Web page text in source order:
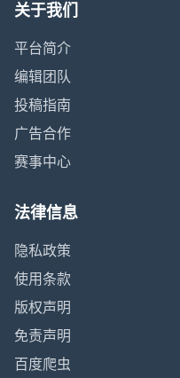
关于我们
平台简介
编辑团队
投稿指南
广告合作
赛事中心
法律信息
隐私政策
使用条款
版权声明
免责声明
百度爬虫